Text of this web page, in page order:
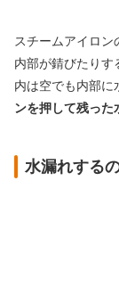
スチームアイロン
内部が錆びたりす
内は空でも内部に
ンを押して残った
水漏れする